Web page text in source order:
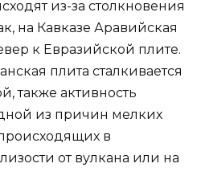
из-за столкновения
на Кавказе Аравийская
к Евразийской плите.
плита сталкивается
также активность
из причин мелких
в
от вулкана или на